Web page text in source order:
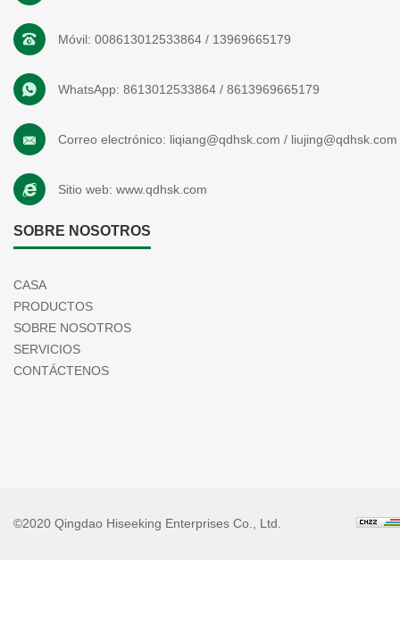
Móvil: 008613012533864 / 13969665179
WhatsApp: 8613012533864 / 8613969665179
Correo electrónico: liqiang@qdhsk.com / liujing@qdhsk.com
Sitio web: www.qdhsk.com
SOBRE NOSOTROS
CASA
PRODUCTOS
SOBRE NOSOTROS
SERVICIOS
CONTÁCTENOS
©2020 Qingdao Hiseeking Enterprises Co., Ltd.